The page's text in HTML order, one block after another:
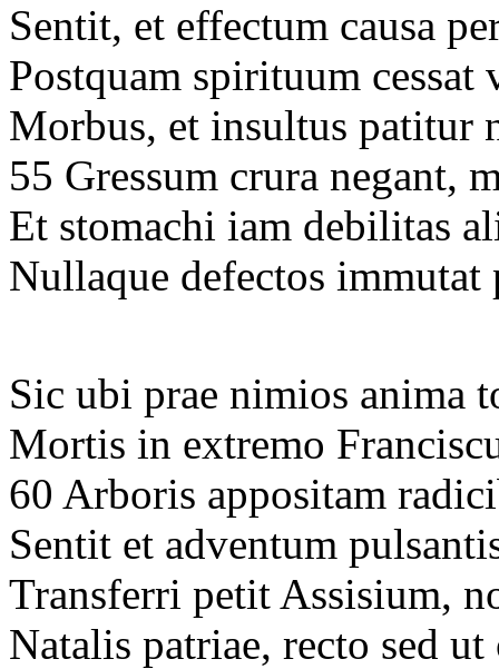
Sentit, et effectum causa
Postquam spirituum
Morbus, et insultus patitur
55 Gressum crura negant,
Et stomachi iam debilitas
Nullaque defectos immutat
Sic ubi prae nimios anima
Mortis in extremo
60 Arboris appositam
Sentit et adventum
Transferri petit Assisium,
Natalis patriae, recto sed